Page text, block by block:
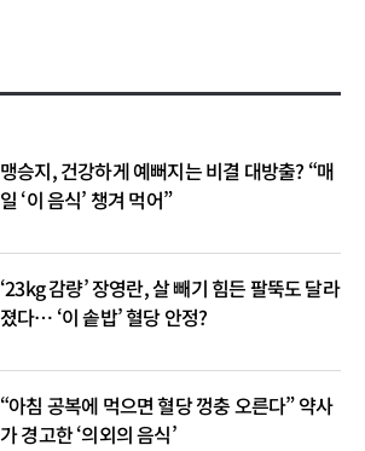
맹승지, 건강하게 예뻐지는 비결 대방출? “매
일 ‘이 음식’ 챙겨 먹어”
‘23kg 감량’ 장영란, 살 빼기 힘든 팔뚝도 달라
졌다… ‘이 솥밥’ 혈당 안정?
“아침 공복에 먹으면 혈당 껑충 오른다” 약사
가 경고한 ‘의외의 음식’